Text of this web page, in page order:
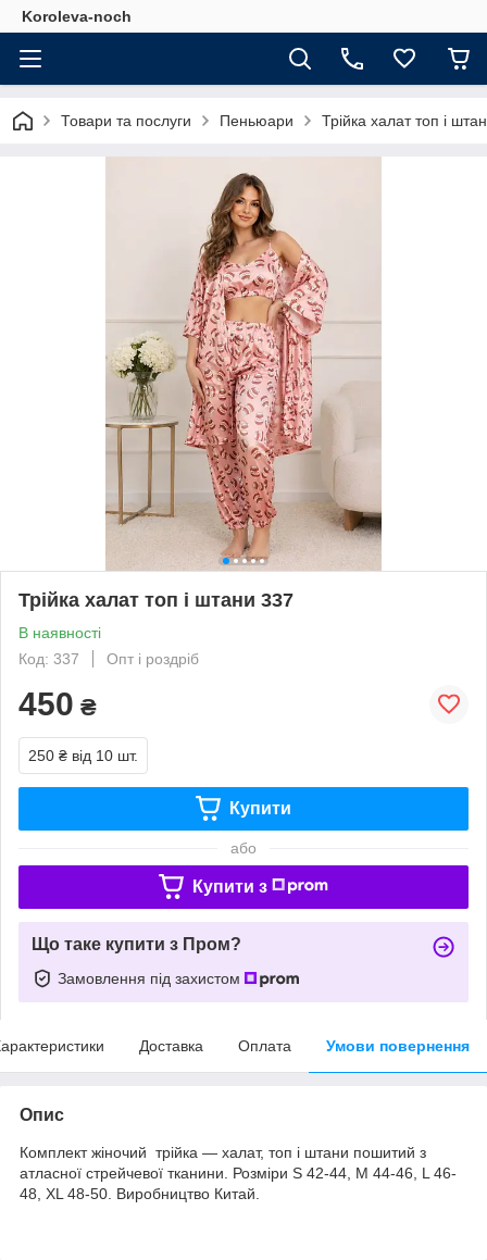
Koroleva-noch
Товари та послуги Пеньюари Трійка халат топ і
Трійка халат топ і штани 337
В наявності
Код: 337
Опт і роздріб
450 ₴
250 ₴ від 10 шт.
Купити
або
Купити з
Що таке купити з Пром?
Замовлення під захистом
Доставка Оплата Умови повернення
Опис
Комплект жіночий трійка — халат, топ і штани пошитий з
атласної стрейчевої тканини. Розміри S 42-44, M 44-46, L 46-
48, XL 48-50. Виробництво Китай.